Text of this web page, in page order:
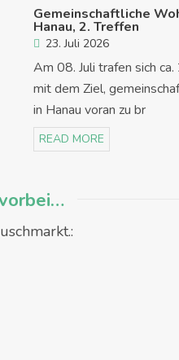
Gemeinschaftliche
Hanau, 2. Treffen
23. Juli 2026
Am 08. Juli trafen sich
mit dem Ziel,
in Hanau voran zu br
READ MORE